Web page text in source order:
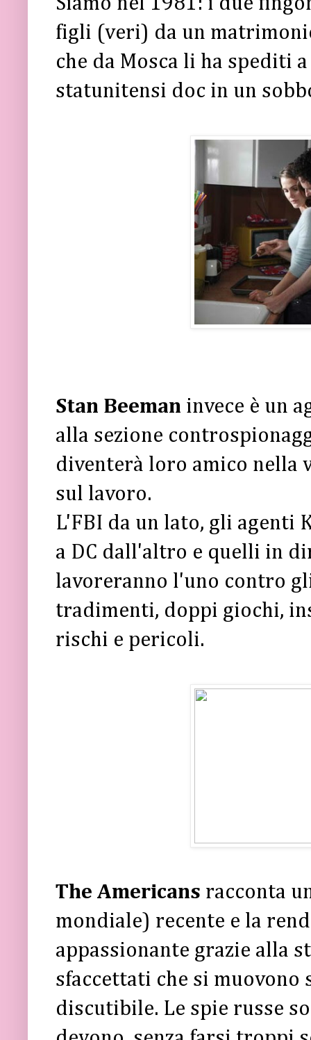
figli (veri) da un
che da Mosca li ha spediti
statunitensi doc in un
Stan Beeman invece è un
alla sezione
diventerà loro amico nella
sul lavoro.
L'FBI da un lato, gli agenti
a DC dall'altro e quelli in
lavoreranno l'uno contro
tradimenti, doppi giochi,
rischi e pericoli.
The Americans racconta
mondiale) recente e la
appassionante grazie alla
sfaccettati che si
discutibile. Le spie russe
devono, senza farsi troppi